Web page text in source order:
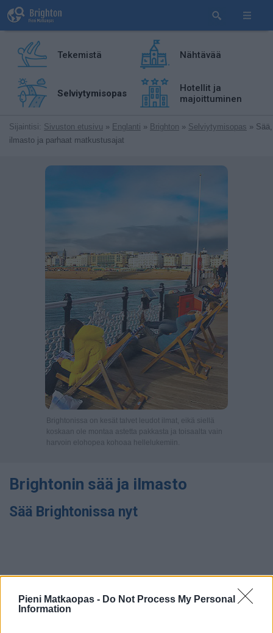
Pieni Matkaopas - Do Not Process My Personal
Information
Tekemistä Nähtävää
Selviytymisopas
Hotellit ja
majoittuminen
Sijaintisi: Sivuston etusivu » Englanti » Brighton » Selviytymisopas » Sää,
ilmasto ja parhaat matkustusajat
Brightonissa on kesät talvet leudot ilmat, eikä siellä
koskaan ole montaa astetta pakkasta ja toisaalta vain
harvoin elohopea kohoaa hellelukemiin.
Brightonin sää ja ilmasto
Sää Brightonissa nyt
MET:in tarjoama